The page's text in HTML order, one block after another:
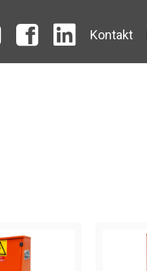
InstagramFacebookLinkedIn
Kontakt